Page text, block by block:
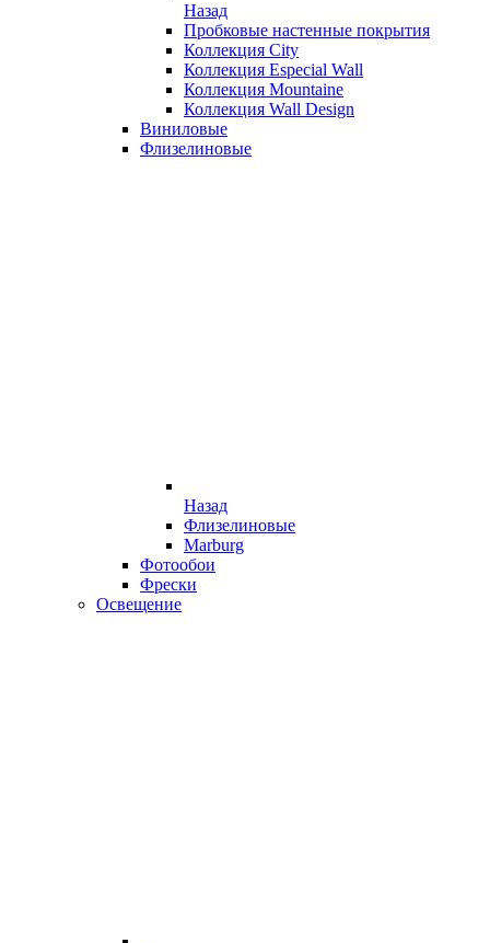
Назад
Пробковые настенные покрытия
Коллекция City
Коллекция Especial Wall
Коллекция Mountaine
Коллекция Wall Design
Виниловые
Флизелиновые
Назад
Флизелиновые
Marburg
Фотообои
Фрески
Освещение